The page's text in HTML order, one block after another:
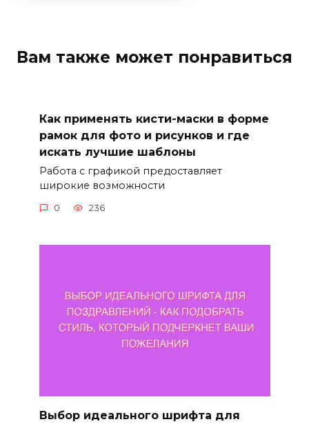
Вам также может понравиться
Как применять кисти-маски в форме
рамок для фото и рисунков и где
искать лучшие шаблоны
Работа с графикой предоставляет
широкие возможности
0 236
Выбор идеального шрифта для